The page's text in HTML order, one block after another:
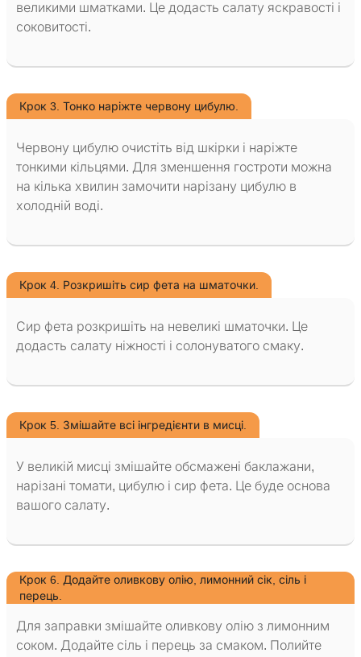
великими шматками. Це додасть салату яскравості і
соковитості.
Крок 3. Тонко наріжте червону цибулю.
Червону цибулю очистіть від шкірки і наріжте
тонкими кільцями. Для зменшення гостроти можна
на кілька хвилин замочити нарізану цибулю в
холодній воді.
Крок 4. Розкришіть сир фета на шматочки.
Сир фета розкришіть на невеликі шматочки. Це
додасть салату ніжності і солонуватого смаку.
Крок 5. Змішайте всі інгредієнти в мисці.
У великій мисці змішайте обсмажені баклажани,
нарізані томати, цибулю і сир фета. Це буде основа
вашого салату.
Крок 6. Додайте оливкову олію, лимонний сік, сіль і
перець.
Для заправки змішайте оливкову олію з лимонним
соком. Додайте сіль і перець за смаком. Полийте